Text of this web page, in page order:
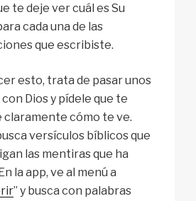
te deje ver cuál es Su
cada una de las
que escribiste.
esto, trata de pasar unos
Dios y pídele que te
claramente cómo te ve.
versículos bíblicos que
las mentiras que ha
la app, ve al menú a
” y busca con palabras